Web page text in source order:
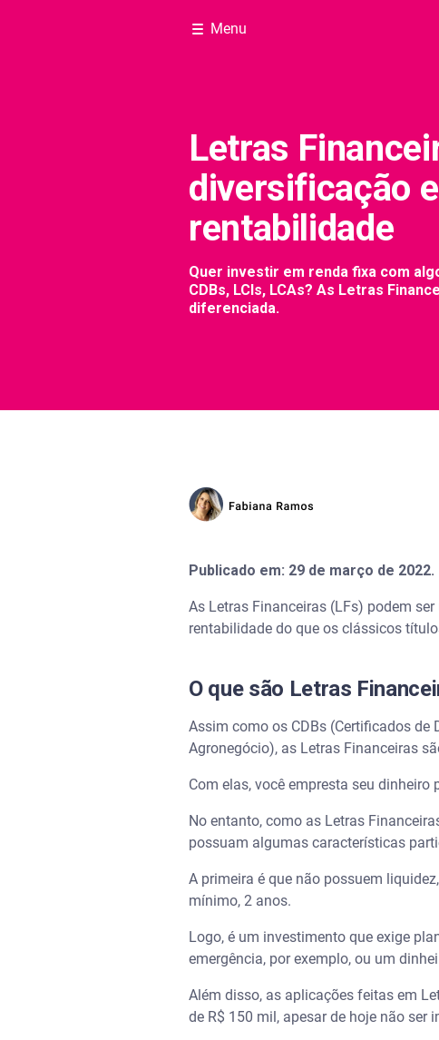
Menu
Letras
diversificação e
rentabilidade
Quer investir em renda fixa com
CDBs, LCIs, LCAs? As Letras
diferenciada.
Publicado em: 29 de março de 2022.
As Letras Financeiras (LFs) podem
rentabilidade do que os clássicos
O que são Letras
Assim como os CDBs (Certificados de
Agronegócio), as Letras Financeiras
Com elas, você empresta seu
No entanto, como as Letras
possuam algumas características
A primeira é que não possuem
mínimo, 2 anos.
Logo, é um investimento que exige
emergência, por exemplo, ou um
Além disso, as aplicações feitas em
de R$ 150 mil, apesar de hoje não ser